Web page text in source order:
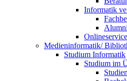
Informatik
Medieninformatik/
Studium Informatik
Studium im